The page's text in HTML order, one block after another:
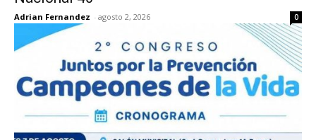
Adrian Fernandez - agosto 2, 2026 0